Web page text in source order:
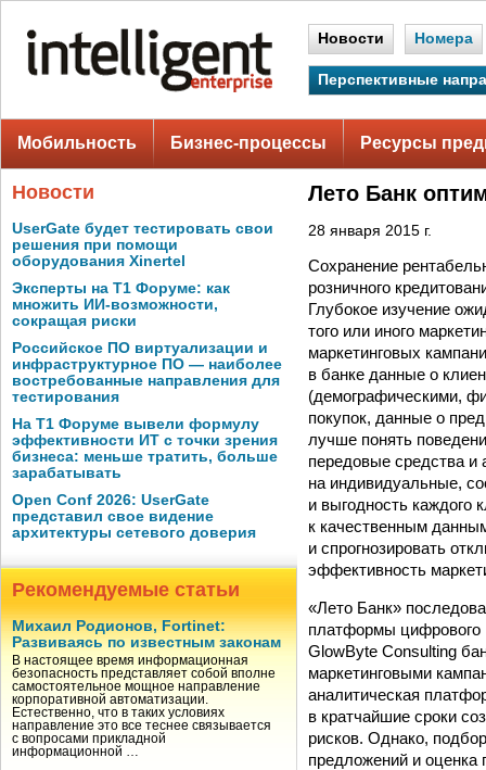
Новости Номера
Перспективные
Мобильность Бизнес-процессы Ресурсы
Новости
UserGate будет тестировать свои
решения при помощи
оборудования Xinertel
Эксперты на Т1 Форуме: как
множить ИИ-возможности,
сокращая риски
Российское ПО виртуализации и
инфраструктурное ПО — наиболее
востребованные направления для
тестирования
На Т1 Форуме вывели формулу
эффективности ИТ с точки зрения
бизнеса: меньше тратить, больше
зарабатывать
Open Conf 2026: UserGate
представил свое видение
архитектуры сетевого доверия
Рекомендуемые статьи
Михаил Родионов, Fortinet:
Развиваясь по известным законам
В настоящее время информационная
безопасность представляет собой вполне
самостоятельное мощное направление
корпоративной автоматизации.
Естественно, что в таких условиях
направление это все теснее связывается
с вопросами прикладной
информационной …
Лето Банк
28 января 2015 г.
Сохранение
розничного
Глубокое изучение
того или иного
маркетинговых
в банке данные о
(демографическими,
покупок, данные о
лучше понять
передовые средства
на индивидуальные,
и выгодность каждого
к качественным
и спрогнозировать
эффективность
«Лето Банк»
платформы цифрового
GlowByte Consulting
маркетинговыми
аналитическая
в кратчайшие сроки
рисков. Однако,
предложений и оценка